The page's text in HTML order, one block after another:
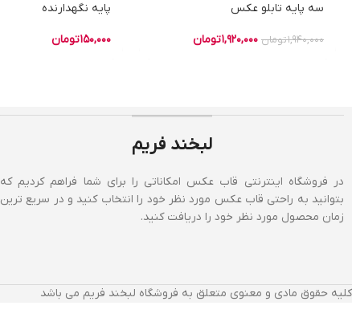
سه پایه تابلو عکس
1,940,000تومان 1,920,000تومان
پایه نگهدارنده
150,000تومان
لبخند فریم
در فروشگاه اینترنتی قاب عکس امکاناتی را برای شما فراهم کردیم که
بتوانید به راحتی قاب عکس مورد نظر خود را انتخاب کنید و در سریع ترین
زمان محصول مورد نظر خود را دریافت کنید.
کلیه حقوق مادی و معنوی متعلق به فروشگاه لبخند فریم می باشد